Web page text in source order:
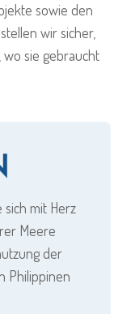
sowie den
wir sicher,
sie gebraucht
sich mit Herz
Meere
der
Philippinen